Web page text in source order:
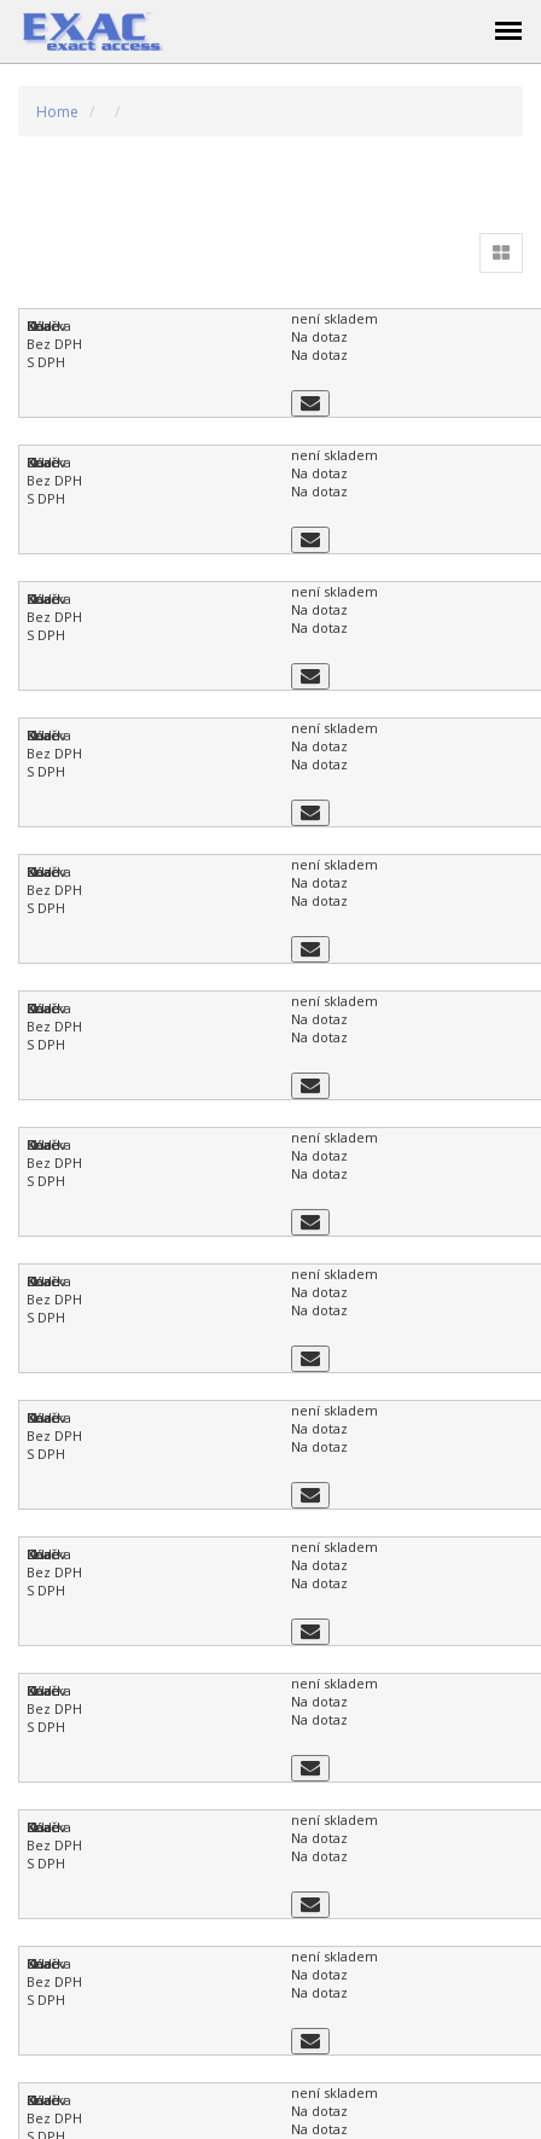
Home
není skladem
Na dotaz
Na dotaz
není skladem
Na dotaz
Na dotaz
není skladem
Na dotaz
Na dotaz
není skladem
Na dotaz
Na dotaz
není skladem
Na dotaz
Na dotaz
není skladem
Na dotaz
Na dotaz
není skladem
Na dotaz
Na dotaz
není skladem
Na dotaz
Na dotaz
není skladem
Na dotaz
Na dotaz
není skladem
Na dotaz
Na dotaz
není skladem
Na dotaz
Na dotaz
není skladem
Na dotaz
Na dotaz
není skladem
Na dotaz
Na dotaz
není skladem
Na dotaz
Na dotaz